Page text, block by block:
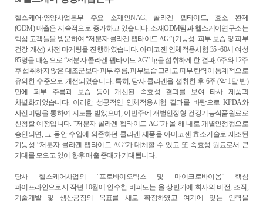
헬스케어 ·영양사업본부 주요 소재인NAG, 콜라겐 펩타이드, 효소 완제
(ODM)매출은 지속적으로 증가하고 있습니다. 소재ODM팀과 헬스케어연구소는
핵심 고객들을 방문하여 “저분자 콜라겐 펩타이드 AG” (기능성:피부 보습 및 피부
건강 개선) 사전 마케팅을 진행하였습니다. 아미코젠 인체적용시험 35~60세 여성
85명을 대상으로 “저분자 콜라겐 펩타이드 AG” 1g을 섭취하게 한 결과, 6주와12주
후 섭취하지 않은 대조군보다 피부 주름,피부보습 그리고 피부 탄력이 통계적으로
유의한 수준으로 개선되었습니다. 특히 , 당사 콜라겐을 섭취한 후 6주(약 1달 반)
만에 피부 주름과 보습 등이 개선된 속효성 결과를 보여 타사 제품과
차별화되었습니다. 이러한 성공적인 인체적용시험 결과를 바탕으로 KFDA와
사전미팅을 통하여 지도를 받았으며, 이번주에 개별인정형 건강기능식품원료로
신청할 예정입니다. “저분자 콜라겐 펩타이드 AG”가 올 해 내로 개별인정형으로
승인되면, 그 동안 수입에 의존하던 콜라겐 제품을 아미코젠 효소기술로 제조된
기능성 “저분자 콜라겐 펩타이드 AG”가 대체할 수 있고 또 속효성 원료로서 큰
기대를 모으고 있어 향후 매출 증대가 기대됩니다.
당사 헬스케어사업의 “프로바이오틱스 및 마이크로바이옴”핵심
파이프라인으로서 작년 10월에 인수한 비피도는 올 상반기에 회사의 비전, 조직,
기술개발 및 생산공장의 목표를 새로 확정하였고 여기에 맞는 인력을